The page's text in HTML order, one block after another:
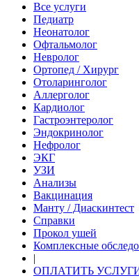
Все услуги
Педиатр
Неонатолог
Офтальмолог
Невролог
Ортопед / Хирург
Отоларинголог
Аллерголог
Кардиолог
Гастроэнтеролог
Эндокринолог
Нефролог
ЭКГ
УЗИ
Анализы
Вакцинация
Манту / Диаскинтест
Справки
Прокол ушей
Комплексные
|
ОПЛАТИТЬ